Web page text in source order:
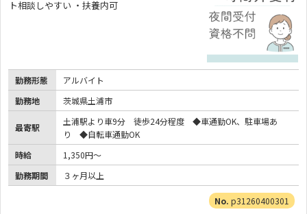
ト相談しやすい ・扶養内可
勤務形態
アルバイト
勤務地
茨城県土浦市
最寄駅
土浦駅より車9分 徒歩24分程度 ◆車通勤OK、駐車場あ
り ◆自転車通勤OK
時給
1,350円～
勤務期間
３ヶ月以上
p31260400301